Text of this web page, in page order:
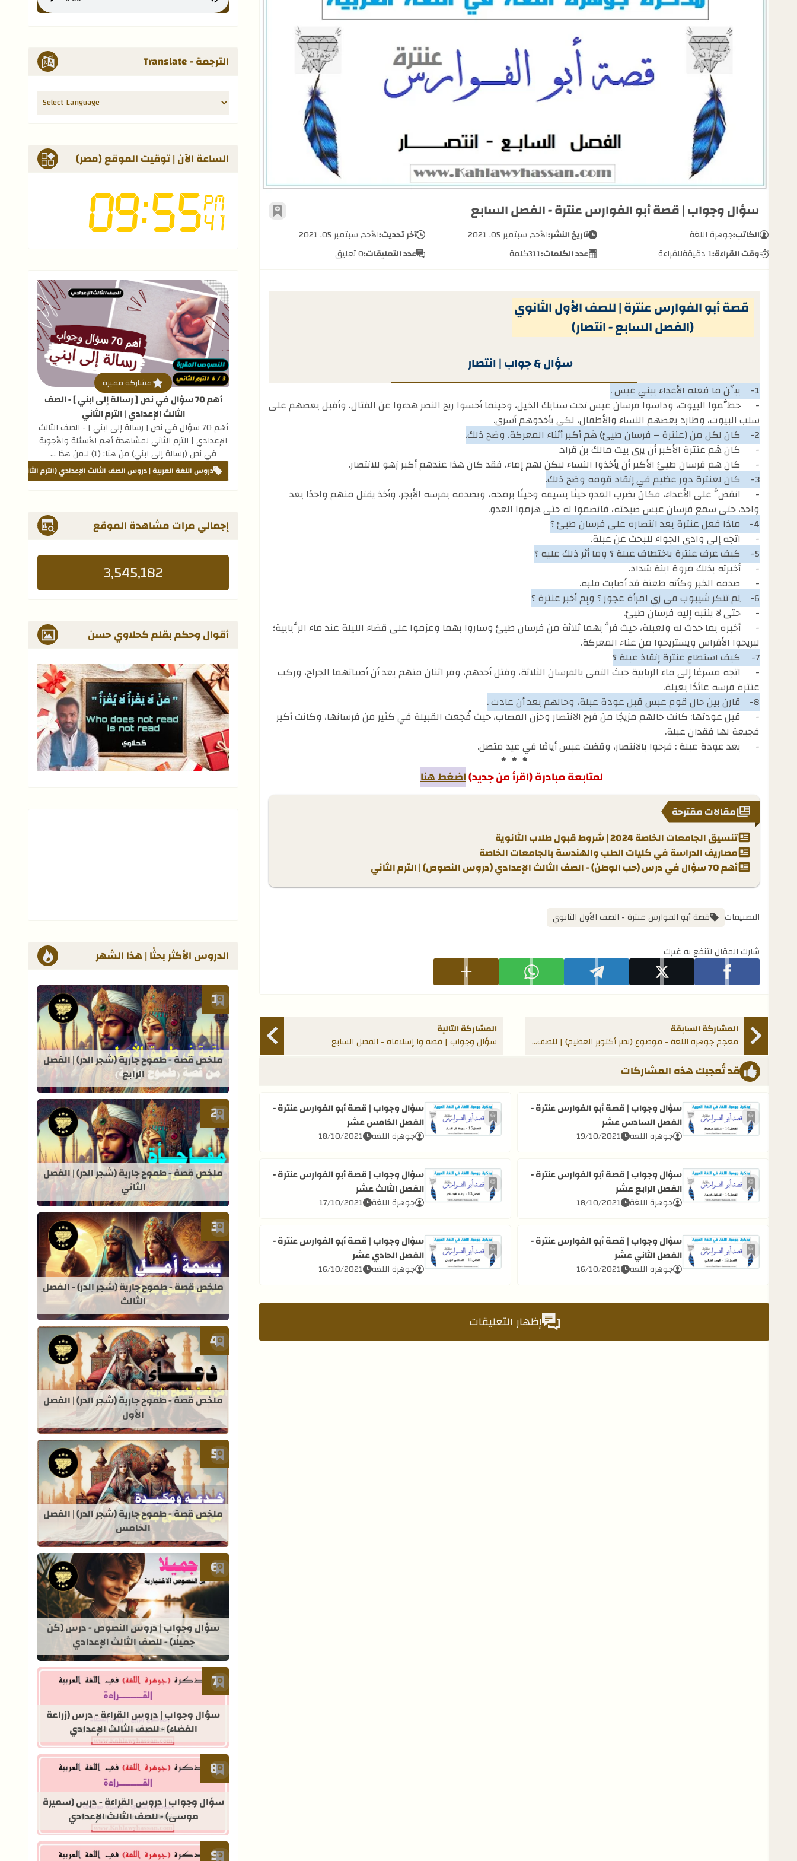
سؤال وجواب | قصة أبو الفوارس عنترة - الفصل السابع
سؤال وجواب | قصة أبو الفوارس عنترة - الفصل السابع أضف إلى العلامات المرجعية
الكاتب:جوهرة اللغة تاريخ النشر:الأحد, سبتمبر 05, 2021 آخر تحديث:الأحد, سبتمبر 05, 2021
وقت القراءة:1 دقيقة للقراءة عدد الكلمات:311كلمة عدد التعليقات:0 تعليق
قصة أبو الفوارس عنترة | للصف الأول الثانوي
(الفصل السابع - انتصار)
سؤال & جواب | انتصار
1-
بيِّن ما فعله الأعداء ببني عبس .
-
حطَّموا البيوت، وداسوا فرسان عبس تحت سنابك الخيل، وحينما أحسوا ريح النصر هدءوا عن القتال، وأقبل بعضهم على
سلب البيوت، وطارد بعضهم النساء والأطفال، لكي يأخذوهم أسرى.
2-
كان لكل من (عنترة – فرسان طيئ) هَم أكبر أثناء المعركة. وضح ذلك.
-
كان هَم عنترة الأكبر أن يرى بيت مالك بن قراد.
-
كان هم فرسان طيئ الأكبر أن يأخذوا النساء ليكن لهم إماء، فقد كان هذا عندهم أكبر زهو للانتصار.
3-
كان لعنترة دور عظيم في إنقاد قومه وضح ذلك.
-
انقضَّ على الأعداء، فكان يضرب العدو حينًا بسيفه وحينًا برمحه، ويصدمه بفرسه الأبجر، وأخذ يقتل منهم واحدًا بعد
واحد، حتى سمع فرسان عبس صيحته، فانضموا له حتى هزموا العدو.
4-
ماذا فعل عنترة بعد انتصاره على فرسان طيئ ؟
-
اتجه إلى وادي الجواء للبحث عن عبلة.
5-
كيف عرف عنترة باختطاف عبلة ؟ وما أثر ذلك عليه ؟
-
أخبرته بذلك مروة ابنة شداد.
-
صدمه الخبر وكأنه طعنة قد أصابت قلبه.
6-
لِم تنكر شيبوب في زي امرأة عجوز ؟ وبِم أخبر عنترة ؟
-
حتى لا ينتبه إليه فرسان طيئ.
-
أخبره بما حدث له ولعبلة، حيث فرَّ بهما ثلاثة من فرسان طيئ وساروا بهما وعزموا على قضاء الليلة عند ماء الرَّبابية؛
ليريحوا الأفراس ويستريحوا من عناء المعركة.
7-
كيف استطاع عنترة إنقاذ عبلة ؟
-
اتجه مسرعًا إلى ماء الربابية حيث التقى بالفرسان الثلاثة، وقتل أحدهم، وفر اثنان منهم بعد أن أصباتهما الجراح، وركب
عنترة فرسه عائدًا بعبلة.
8-
قارن بين حال قوم عبس قبل عودة عبلة، وحالهم بعد أن عادت .
-
قبل عودتها: كانت حالهم مزيجًا من فرح الانتصار وحزن المصاب، حيث فُجعت القبيلة في كثير من فرسانها، وكانت أكبر
فجيعة لها فقدان عبلة.
-
بعد عودة عبلة : فرحوا بالانتصار، وقضت عبس أيامًا في عيد متصل.
* * *
لمتابعة مبادرة (اقرأ من جديد)اضغط هنا
مقالات مقترحة
تنسيق الجامعات الخاصة 2024 | شروط قبول طلاب الثانوية
مصاريف الدراسة في كليات الطب والهندسة بالجامعات الخاصة
أهم 70 سؤال في درس (حب الوطن) - الصف الثالث الإعدادي (دروس النصوص) | الترم الثاني
التصنيفات قصة أبو الفوارس عنترة - الصف الأول الثانوي
شارك المقال لتنفع به غيرك
شارك على facebook
شارك على x شارك على telegram شارك على whatsapp عرض المزيد من خيارات المشاركة
المشاركة السابقة
معجم جوهرة اللغة - موضوع (نصر أكتوبر العظيم) | للصف الثاني الإعدادي
المشاركة التالية
سؤال وجواب | قصة وا إسلاماه - الفصل السابع
قد تُعجبك هذه المشاركات
أضف إلى العلامات المرجعية
اقرأ المزيد عن سؤال وجواب | قصة أبو الفوارس عنترة - الفصل السادس عشر
سؤال وجواب | قصة أبو الفوارس عنترة -
الفصل السادس عشر
جوهرة اللغة 19/10/2021
أضف إلى العلامات المرجعية
اقرأ المزيد عن سؤال وجواب | قصة أبو الفوارس عنترة - الفصل الخامس عشر
سؤال وجواب | قصة أبو الفوارس عنترة -
الفصل الخامس عشر
جوهرة اللغة 18/10/2021
أضف إلى العلامات المرجعية
اقرأ المزيد عن سؤال وجواب | قصة أبو الفوارس عنترة - الفصل الرابع عشر
سؤال وجواب | قصة أبو الفوارس عنترة -
الفصل الرابع عشر
جوهرة اللغة 18/10/2021
أضف إلى العلامات المرجعية
اقرأ المزيد عن سؤال وجواب | قصة أبو الفوارس عنترة - الفصل الثالث عشر
سؤال وجواب | قصة أبو الفوارس عنترة -
الفصل الثالث عشر
جوهرة اللغة 17/10/2021
أضف إلى العلامات المرجعية
اقرأ المزيد عن سؤال وجواب | قصة أبو الفوارس عنترة - الفصل الثاني عشر
سؤال وجواب | قصة أبو الفوارس عنترة -
الفصل الثاني عشر
جوهرة اللغة 16/10/2021
أضف إلى العلامات المرجعية
اقرأ المزيد عن سؤال وجواب | قصة أبو الفوارس عنترة - الفصل الحادي عشر
سؤال وجواب | قصة أبو الفوارس عنترة -
الفصل الحادي عشر
جوهرة اللغة 16/10/2021
إظهار التعليقات
الترجمة - Translate
الساعة الآن | توقيت الموقع (مصر)
قراءة المزيد عن أهم 70 سؤال في نص [ رسالة إلى ابني ] - الصف الثالث الإعدادي | الترم الثاني
مشاركة مميزة
أهم 70 سؤال في نص [ رسالة إلى ابني ] - الصف
الثالث الإعدادي | الترم الثاني
أهم 70 سؤال في نص [ رسالة إلى ابني ] - الصف الثالث
الإعدادي | الترم الثاني لمشاهدة أهم الأسئلة والأجوبة
في نص (رسالة إلى ابني) من هنا: (1) لـمن هذا …
دروس اللغة العربية | دروس الصف الثالث الإعدادي (الترم الثاني)
إجمالي مرات مشاهدة الموقع
3,545,182
أقوال وحكم بقلم كحلاوي حسن
الدروس الأكثر بحثًا | هذا الشهر
أضف إلى العلامات المرجعية
قراءة المزيد عن ملخص قصة - طموح
ملخص قصة - طموح جارية (شجر الدر) | الفصل
الرابع
أضف إلى العلامات المرجعية
قراءة المزيد عن ملخص قصة - طموح
ملخص قصة - طموح جارية (شجر الدر) | الفصل
الثاني
أضف إلى العلامات المرجعية
قراءة المزيد عن ملخص قصة - طموح
ملخص قصة - طموح جارية (شجر الدر) - الفصل
الثالث
أضف إلى العلامات المرجعية
قراءة المزيد عن ملخص قصة - طموح
ملخص قصة - طموح جارية (شجر الدر) | الفصل
الأول
أضف إلى العلامات المرجعية
قراءة المزيد عن ملخص قصة - طموح
ملخص قصة - طموح جارية (شجر الدر) | الفصل
الخامس
أضف إلى العلامات المرجعية
قراءة المزيد عن سؤال وجواب |
سؤال وجواب | دروس النصوص - درس (كن
جميلًا) - للصف الثالث الإعدادي
أضف إلى العلامات المرجعية
قراءة المزيد عن سؤال وجواب | دروس
سؤال وجواب | دروس القراءة - درس (زراعة
الفضاء) - للصف الثالث الإعدادي
أضف إلى العلامات المرجعية
قراءة المزيد عن سؤال وجواب |
سؤال وجواب | دروس القراءة - درس (سميرة
موسى) - للصف الثالث الإعدادي